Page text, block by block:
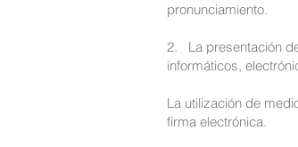
pronunciamiento.
2. La presentación
informáticos,
La utilización de
firma electrónica.